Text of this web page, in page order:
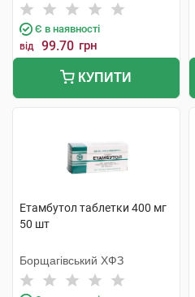
Є в наявності
від 99.70 грн
КУПИТИ
Етамбутол таблетки 400 мг
50 шт
Борщагівський ХФЗ